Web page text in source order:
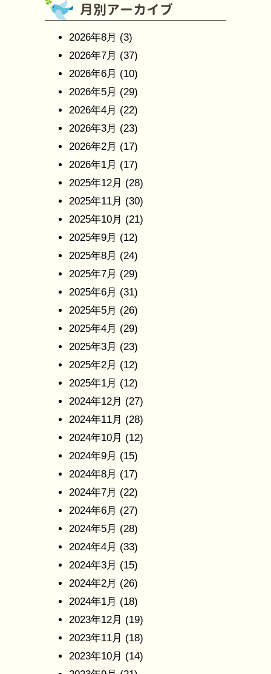
2026年8月 (3)
2026年7月 (37)
2026年6月 (10)
2026年5月 (29)
2026年4月 (22)
2026年3月 (23)
2026年2月 (17)
2026年1月 (17)
2025年12月 (28)
2025年11月 (30)
2025年10月 (21)
2025年9月 (12)
2025年8月 (24)
2025年7月 (29)
2025年6月 (31)
2025年5月 (26)
2025年4月 (29)
2025年3月 (23)
2025年2月 (12)
2025年1月 (12)
2024年12月 (27)
2024年11月 (28)
2024年10月 (12)
2024年9月 (15)
2024年8月 (17)
2024年7月 (22)
2024年6月 (27)
2024年5月 (28)
2024年4月 (33)
2024年3月 (15)
2024年2月 (26)
2024年1月 (18)
2023年12月 (19)
2023年11月 (18)
2023年10月 (14)